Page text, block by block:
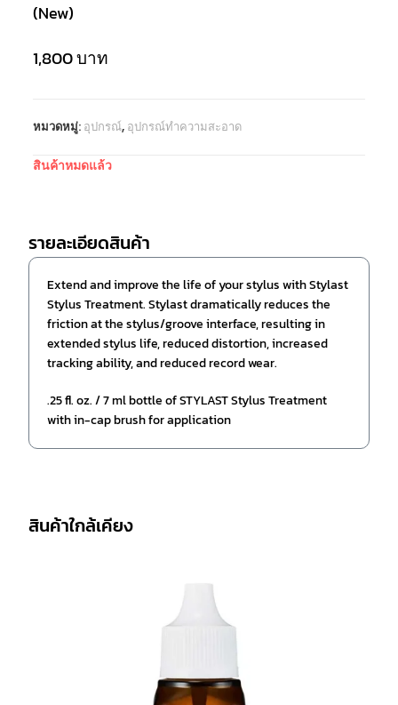
(New)
1,800บาท
หมวดหมู่: อุปกรณ์, อุปกรณ์ทำความสะอาด
สินค้าหมดแล้ว
รายละเอียดสินค้า
Extend and improve the life of your stylus with Stylast
Stylus Treatment. Stylast dramatically reduces the
friction at the stylus/groove interface, resulting in
extended stylus life, reduced distortion, increased
tracking ability, and reduced record wear.
.25 fl. oz. / 7 ml bottle of STYLAST Stylus Treatment
with in-cap brush for application
สินค้าใกล้เคียง